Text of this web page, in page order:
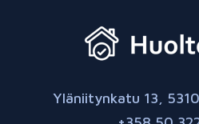
Yläniitynkatu 13,